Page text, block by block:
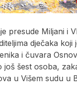
presude Miljani i
dječaka koji
i čuvara
još šest osoba,
u Višem sudu u